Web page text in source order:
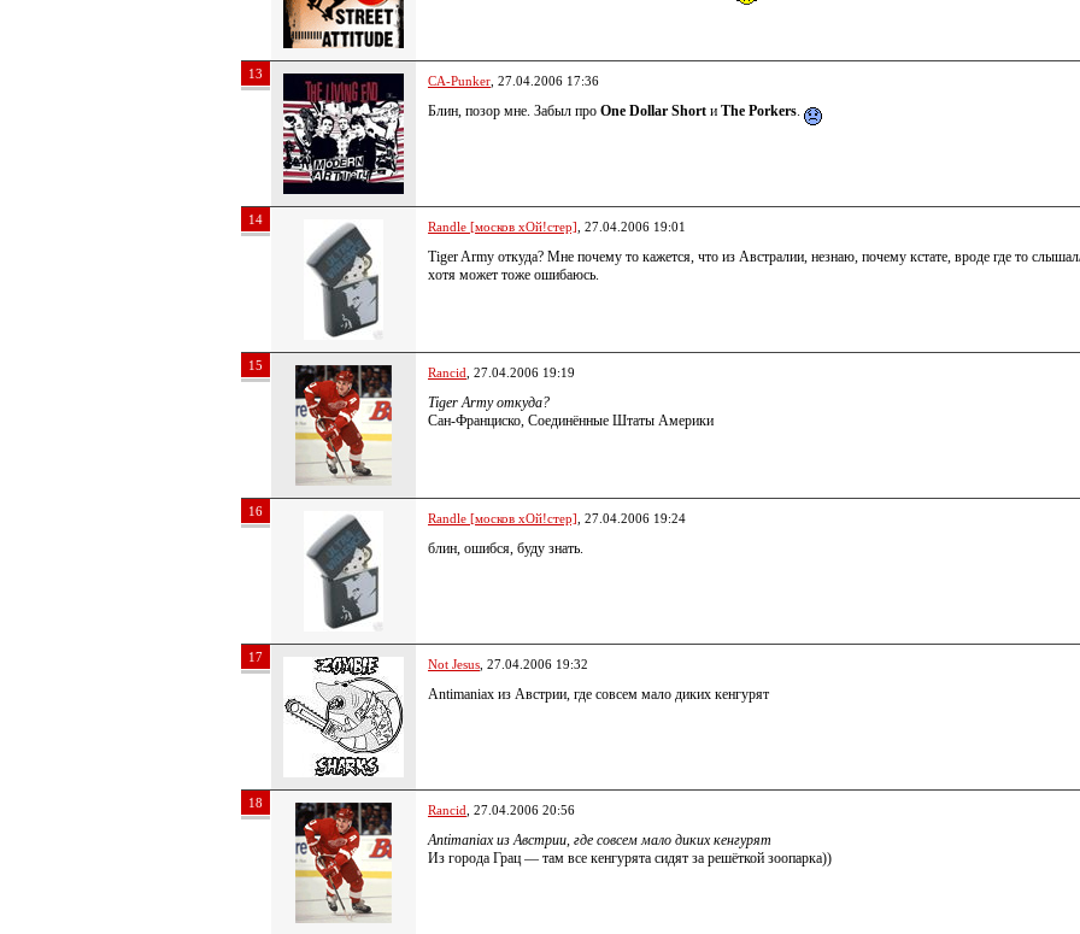
13 CA-Punker , 27.04.2006 17:36
Блин, позор мне. Забыл про One Dollar Short и The Porkers.
14 Randle [москов хОй!стер] , 27.04.2006 19:01
Tiger Army откуда? Мне почему то кажется, что из Австралии, незнаю, почему кстате, вроде где то
хотя может тоже ошибаюсь.
15 Rancid , 27.04.2006 19:19
Tiger Army откуда?
Сан-Франциско, Соединённые Штаты Америки
16 Randle [москов хОй!стер] , 27.04.2006 19:24
блин, ошибся, буду знать.
17 Not Jesus , 27.04.2006 19:32
Antimaniax из Австрии, где совсем мало диких кенгурят
18 Rancid , 27.04.2006 20:56
Antimaniax из Австрии, где совсем мало диких кенгурят
Из города Грац — там все кенгурята сидят за решёткой зоопарка))